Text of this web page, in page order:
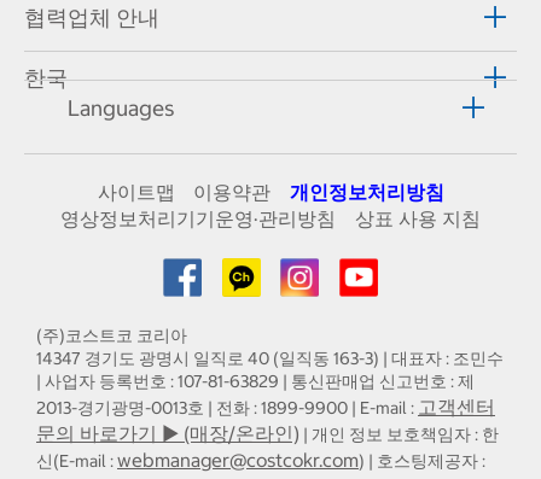
협력업체 안내
한국
Languages
사이트맵 이용약관
개인정보처리방침
영상정보처리기기운영·관리방침
상표 사용 지침
(주)코스트코 코리아
14347 경기도 광명시 일직로 40 (일직동 163-3) | 대표자 : 조민수
| 사업자 등록번호 : 107-81-63829 | 통신판매업 신고번호 : 제
2013-경기광명-0013호 | 전화 : 1899-9900 | E-mail : 고객센터
문의 바로가기 ▶ (매장/온라인) | 개인 정보 보호책임자 : 한
신(E-mail :webmanager@costcokr.com) | 호스팅제공자 :